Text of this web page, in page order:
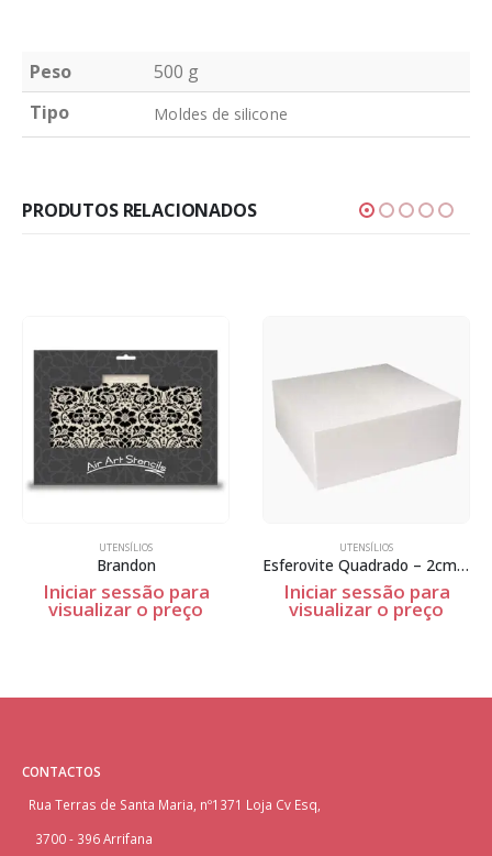
Peso
500 g
Tipo
Moldes de silicone
PRODUTOS RELACIONADOS
UTENSÍLIOS
Brandon
Iniciar sessão para
visualizar o preço
UTENSÍLIOS
Esferovite Quadrado – 2cm Espessura
Iniciar sessão para
visualizar o preço
CONTACTOS
Rua Terras de Santa Maria, nº1371 Loja Cv Esq,
3700 - 396 Arrifana